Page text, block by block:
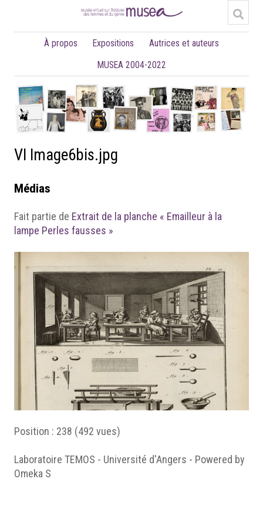
À propos Expositions
Autrices et auteurs
MUSEA 2004-2022
VI Image6bis.jpg
Médias
Fait partie de Extrait de la planche « Emailleur à la
lampe Perles fausses »
Position : 238 (492 vues)
Laboratoire TEMOS - Université d'Angers - Powered by
Omeka S